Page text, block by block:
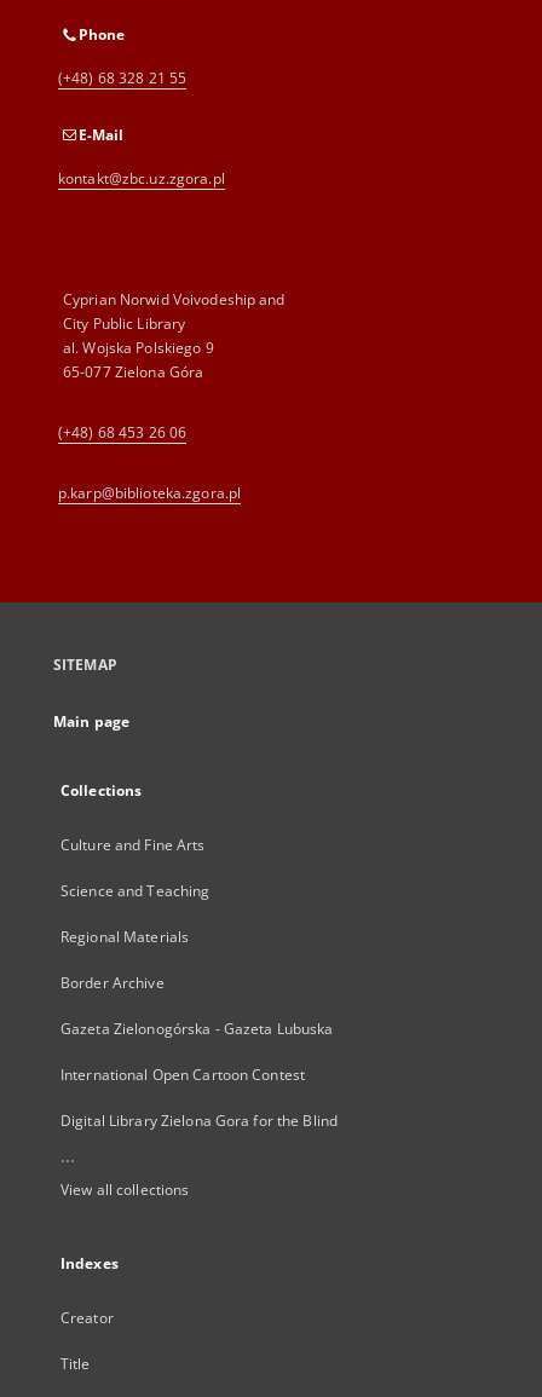
Phone
(+48) 68 328 21 55
E-Mail
kontakt@zbc.uz.zgora.pl
Cyprian Norwid Voivodeship and
City Public Library
al. Wojska Polskiego 9
65-077 Zielona Góra
(+48) 68 453 26 06
p.karp@biblioteka.zgora.pl
SITEMAP
Main page
Collections
Culture and Fine Arts
Science and Teaching
Regional Materials
Border Archive
Gazeta Zielonogórska - Gazeta Lubuska
International Open Cartoon Contest
Digital Library Zielona Gora for the Blind
...
View all collections
Indexes
Creator
Title